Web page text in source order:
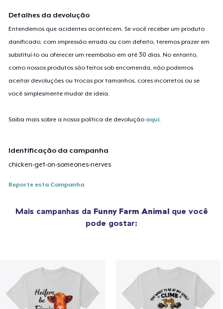
Detalhes da devolução
Entendemos que acidentes acontecem. Se você receber um produto
danificado, com impressão errada ou com defeito, teremos prazer em
substituí-lo ou oferecer um reembolso em até 30 dias. No entanto,
como nossos produtos são feitos sob encomenda, não podemos
aceitar devoluções ou trocas por tamanhos, cores incorretos ou se
você simplesmente mudar de ideia.
Saiba mais sobre a nossa política de devolução aqui.
Identificação da campanha
chicken-get-on-someones-nerves
Reporte esta Campanha
Mais campanhas da Funny Farm Animalque você
pode gostar: